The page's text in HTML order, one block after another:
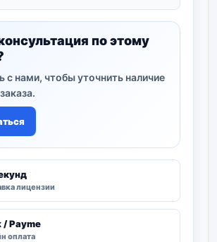
по этому
с нами, чтобы уточнить наличие
лицензии
/ Payme
оплата